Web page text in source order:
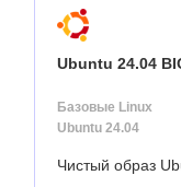
Ubuntu 24.04
Базовые Linux
Ubuntu 24.04
Чистый образ